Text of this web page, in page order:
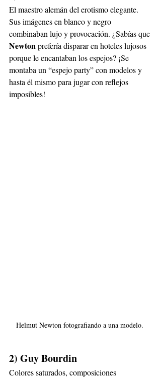
El maestro alemán del erotismo elegante.
Sus imágenes en blanco y negro
combinaban lujo y provocación. ¿Sabías que
Newton prefería disparar en hoteles lujosos
porque le encantaban los espejos? ¡Se
montaba un “espejo party” con modelos y
hasta él mismo para jugar con reflejos
imposibles!
Helmut Newton fotografiando a una modelo.
2) Guy Bourdin
Colores saturados, composiciones